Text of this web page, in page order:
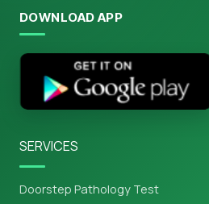
DOWNLOAD APP
SERVICES
Doorstep Pathology Test